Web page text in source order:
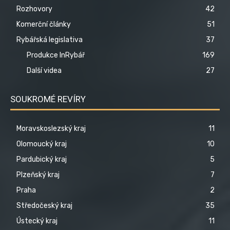
Rozhovory
42
Komerční články
51
Rybářská legislativa
37
Produkce InRybář
169
Další videa
27
SOUKROMÉ REVÍRY
Moravskoslezský kraj
11
Olomoucký kraj
10
Pardubický kraj
5
Plzeňský kraj
7
Praha
2
Středočeský kraj
35
Ústecký kraj
11